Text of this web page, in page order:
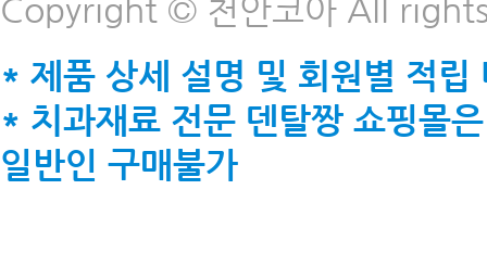
Copyright © 천안코아 All
* 제품 상세 설명 및 회원별 적
* 치과재료 전문 덴탈짱 쇼핑몰
일반인 구매불가